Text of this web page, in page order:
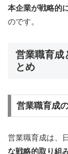
本企業が戦略的
のです。
営業職育成
とめ
営業職育成
営業職育成は、
な戦略的取り組